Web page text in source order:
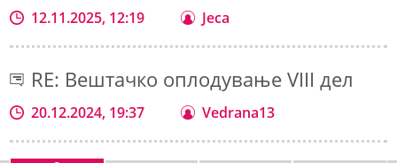
12.11.2025, 12:19 Jeca
RE: Вештачко оплодување VIII дел
20.12.2024, 19:37 Vedrana13